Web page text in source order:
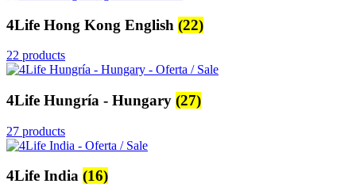
4Life Hong Kong English (22)
22 products
4Life Hungría - Hungary (27)
27 products
4Life India (16)